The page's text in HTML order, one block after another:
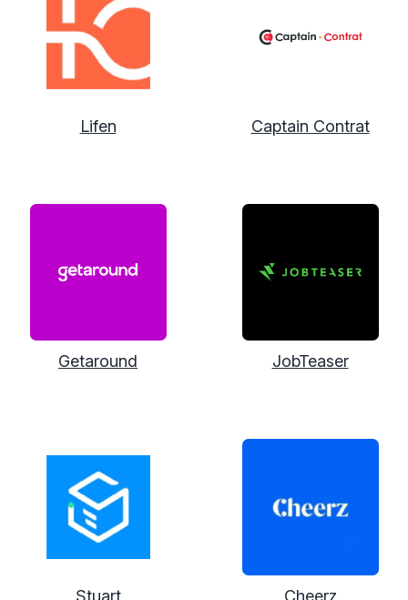
Lifen Captain Contrat
Getaround JobTeaser
Stuart Cheerz